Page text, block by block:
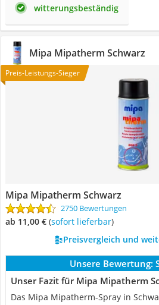
witterungsbeständig
Mipa Mipatherm Schwarz
Preis-Leistungs-Sieger
Mipa Mipatherm Schwarz
2750 Bewertungen
ab 11,00 € ( Sofort lieferbar)
Preisvergleich und
Unsere Bewertung:
Unser Fazit für Mipa Mipatherm
Das Mipa Mipatherm-Spray in